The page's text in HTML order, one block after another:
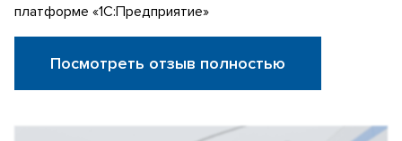
платформе «1С:Предприятие»
Посмотреть отзыв полностью